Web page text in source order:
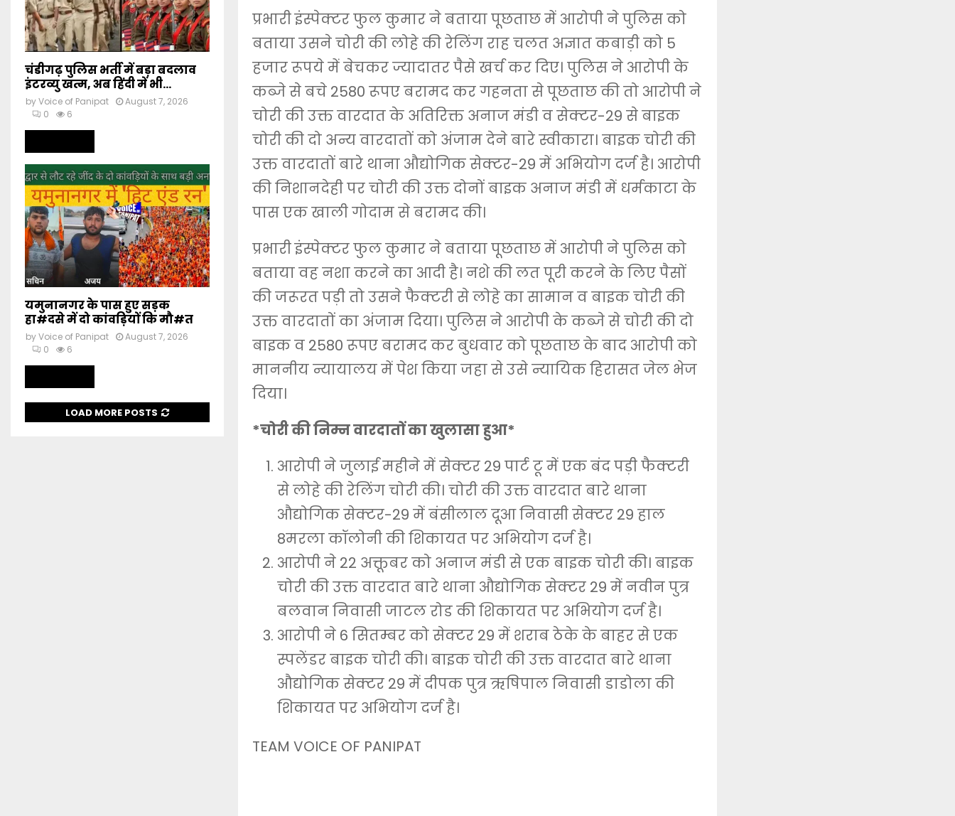
प्रभारी इंस्पेक्टर फुल कुमार ने बताया पूछताछ में आरोपी ने पुलिस को
बताया उसने चोरी की लोहे की रेलिंग राह चलत अज्ञात कबाड़ी को 5
हजार रूपये में बेचकर ज्यादातर पैसे खर्च कर दिए। पुलिस ने आरोपी के
कब्जे से बचे 2580 रूपए बरामद कर गहनता से पूछताछ की तो आरोपी ने
चोरी की उक्त वारदात के अतिरिक्त अनाज मंडी व सेक्टर-29 से बाइक
चोरी की दो अन्य वारदातों को अंजाम देने बारे स्वीकारा। बाइक चोरी की
उक्त वारदातों बारे थाना औद्योगिक सेक्टर-29 में अभियोग दर्ज है। आरोपी
की निशानदेही पर चोरी की उक्त दोनों बाइक अनाज मंडी में धर्मकाटा के
पास एक खाली गोदाम से बरामद की।
प्रभारी इंस्पेक्टर फुल कुमार ने बताया पूछताछ में आरोपी ने पुलिस को
बताया वह नशा करने का आदी है। नशे की लत पूरी करने के लिए पैसों
की जरूरत पड़ी तो उसने फैक्टरी से लोहे का सामान व बाइक चोरी की
उक्त वारदातों का अंजाम दिया। पुलिस ने आरोपी के कब्जे से चोरी की दो
बाइक व 2580 रूपए बरामद कर बुधवार को पूछताछ के बाद आरोपी को
माननीय न्यायालय में पेश किया जहा से उसे न्यायिक हिरासत जेल भेज
दिया।
*चोरी की निम्न वारदातों का खुलासा हुआ*
आरोपी ने जुलाई महीने में सेक्टर 29 पार्ट टू में एक बंद पड़ी फैक्टरी
से लोहे की रेलिंग चोरी की। चोरी की उक्त वारदात बारे थाना
औद्योगिक सेक्टर-29 में बंसीलाल दूआ निवासी सेक्टर 29 हाल
8मरला कॉलोनी की शिकायत पर अभियोग दर्ज है।
आरोपी ने 22 अक्तूबर को अनाज मंडी से एक बाइक चोरी की। बाइक
चोरी की उक्त वारदात बारे थाना औद्योगिक सेक्टर 29 में नवीन पुत्र
बलवान निवासी जाटल रोड की शिकायत पर अभियोग दर्ज है।
आरोपी ने 6 सितम्बर को सेक्टर 29 में शराब ठेके के बाहर से एक
स्पलेंडर बाइक चोरी की। बाइक चोरी की उक्त वारदात बारे थाना
औद्योगिक सेक्टर 29 में दीपक पुत्र ऋषिपाल निवासी डाडोला की
शिकायत पर अभियोग दर्ज है।
TEAM VOICE OF PANIPAT
चंडीगढ़ पुलिस भर्ती में बड़ा बदलाव
इंटरव्यु खत्म, अब हिंदी में भी...
byVoice of Panipat
August 7, 2026
0
6
यमुनानगर के पास हुए सड़क
हा#दसे में दो कांवड़ियों कि मौ#त
byVoice of Panipat
August 7, 2026
0
6
LOAD MORE POSTS